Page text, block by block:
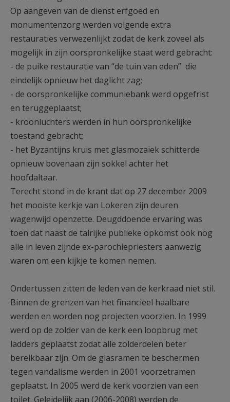
Op aangeven van de dienst erfgoed en
monumentenzorg werden volgende extra
restauraties verwezenlijkt zodat de kerk zoveel als
mogelijk in zijn oorspronkelijke staat werd gebracht:
- de puike restauratie van “de tuin van eden” die
eindelijk opnieuw het daglicht zag;
- de oorspronkelijke communiebank werd opgefrist
en teruggeplaatst;
- kroonluchters werden in hun oorspronkelijke
toestand gebracht;
- het Byzantijns kruis met glasmozaïek schitterde
opnieuw bovenaan zijn sokkel achter het
hoofdaltaar.
Terecht stond in de krant dat op 27 december 2009
het mooiste kerkje van Lokeren zijn deuren
wagenwijd openzette. Deugddoende ervaring was
toen dat naast de talrijke publieke opkomst ook nog
alle in leven zijnde ex-parochiepriesters aanwezig
waren om een kijkje te komen nemen.
Ondertussen zitten de leden van de kerkraad niet stil.
Binnen de grenzen van het financieel haalbare
werden en worden nog projecten voorzien. In 1999
werd op de zolder van de kerk een loopbrug met
ladders geplaatst zodat alle zolderdelen beter
bereikbaar zijn. Om de glasramen te beschermen
tegen vandalisme werden in 2001 voorzetramen
geplaatst. In 2005 werd de kerk voorzien van een
toilet. Geleidelijk aan (2006-2008) werden de